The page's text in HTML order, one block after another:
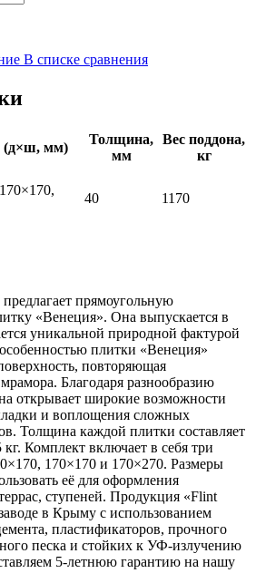
В списке сравнения
(д×ш, мм)
Толщина,
мм
Вес поддона,
кг
40 1170
прямоугольную
«Венеция». Она выпускается в
уникальной природной фактурой
плитки «Венеция»
повторяющая
Благодаря разнообразию
открывает широкие возможности
и воплощения сложных
Толщина каждой плитки составляет
Комплект включает в себя три
170×170 и 170×270. Размеры
её для оформления
ступеней. Продукция «Flint
в Крыму с использованием
пластификаторов, прочного
песка и стойких к УФ-излучению
5-летнюю гарантию на нашу